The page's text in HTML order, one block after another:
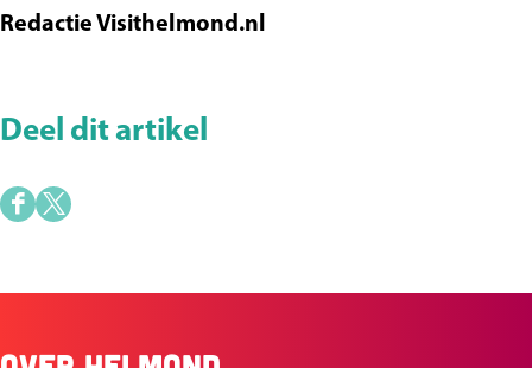
Redactie Visithelmond.nl
Deel dit artikel
D
e
d
D
e
d